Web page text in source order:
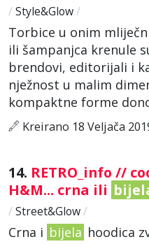
/ Style&Glow/
Torbice u onim
ili šampanjca krenule
brendovi, editorijali i
nježnost u malim
kompaktne forme
Kreirano 18 Veljača
14. RETRO_info //
H&M... crna ili
/ Street&Glow/
Crna i bijela hoodica